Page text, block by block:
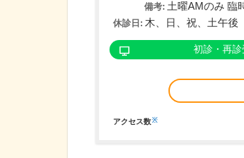
備考: 土曜AMのみ 臨
休診日: 木、日、祝、土午後
初診・再診
アクセス数※